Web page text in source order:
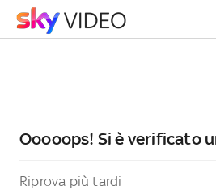
Ooooops! Si è verificato
Riprova più tardi